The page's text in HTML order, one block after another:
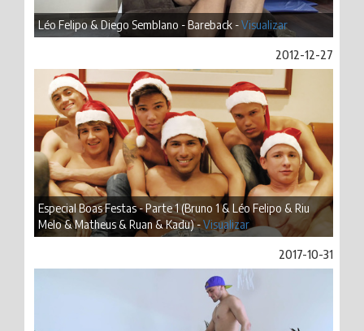
Léo Felipo & Diego Semblano - Bareback -Visualizar
2012-12-27
Especial Boas Festas - Parte 1 (Bruno 1 & Léo Felipo & Riu
Melo & Matheus & Ruan & Kadu) -Visualizar
2017-10-31